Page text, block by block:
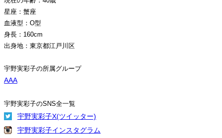
星座：蟹座
血液型：O型
身長：160cm
出身地：東京都江戸川区
宇野実彩子の所属グループ
AAA
宇野実彩子のSNS全一覧
宇野実彩子X(ツイッター)
宇野実彩子インスタグラム